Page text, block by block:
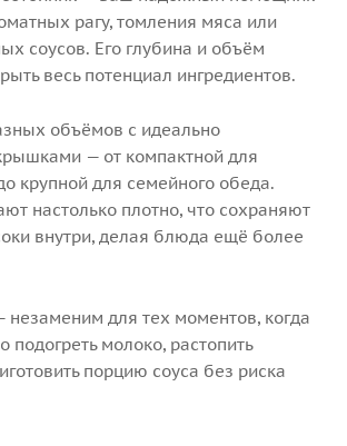
рагу, томления мяса или
соусов. Его глубина и объём
весь потенциал ингредиентов.
объёмов с идеально
— от компактной для
крупной для семейного обеда.
настолько плотно, что сохраняют
внутри, делая блюда ещё более
для тех моментов, когда
подогреть молоко, растопить
порцию соуса без риска